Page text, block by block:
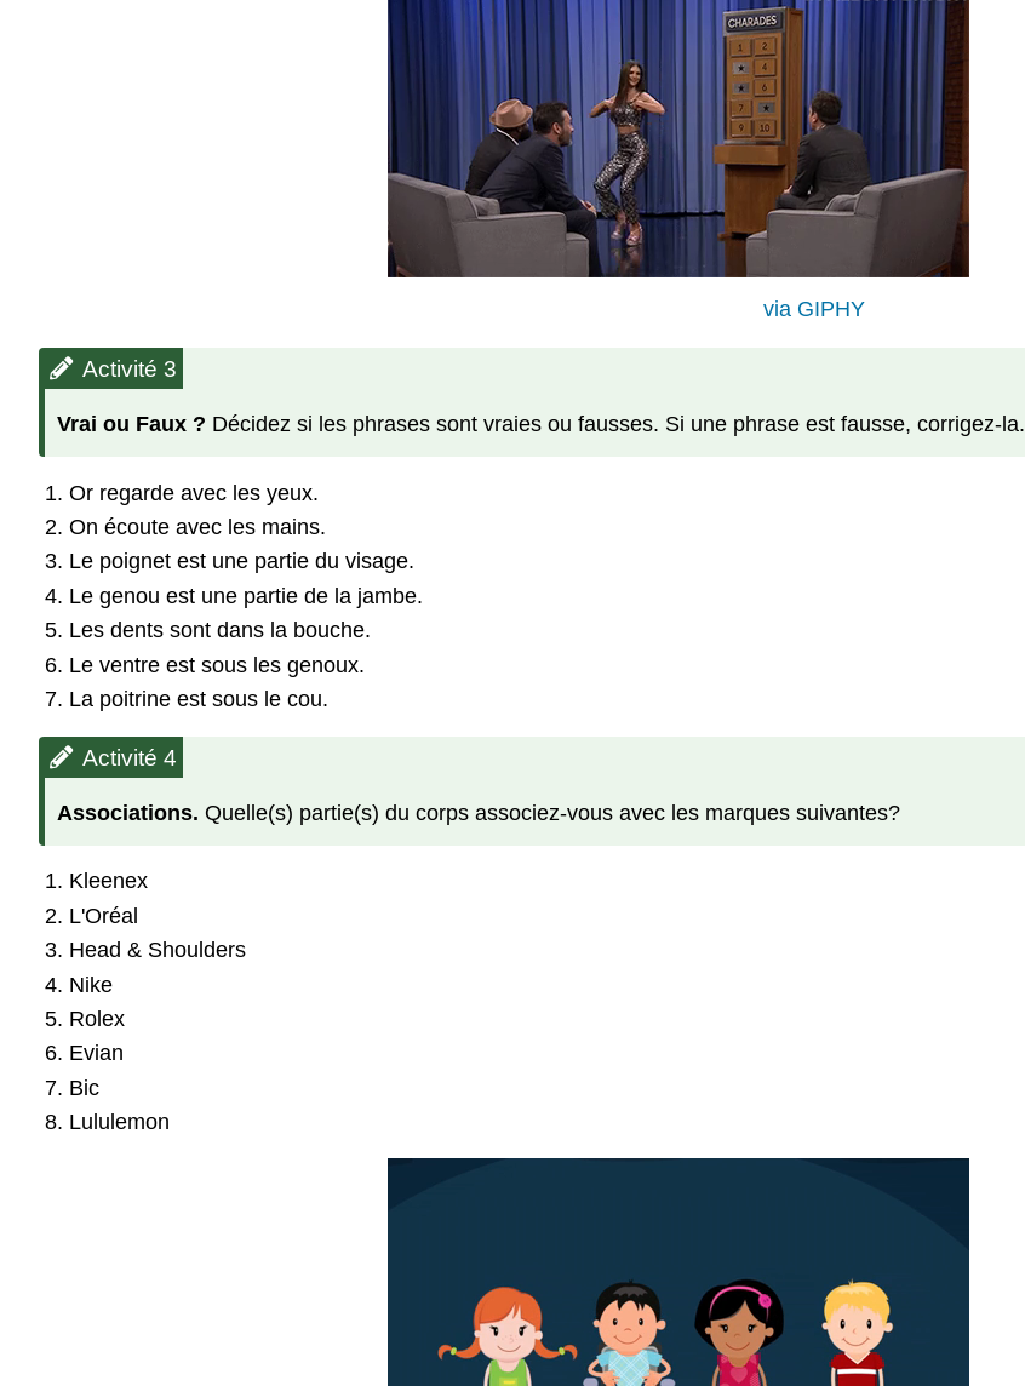
via GIPHY
Activité 3
Vrai ou Faux ? Décidez si les phrases sont vraies ou fausses. Si une phrase est fausse, corrigez-la.
Or regarde avec les yeux.
On écoute avec les mains.
Le poignet est une partie du visage.
Le genou est une partie de la jambe.
Les dents sont dans la bouche.
Le ventre est sous les genoux.
La poitrine est sous le cou.
Activité 4
Associations. Quelle(s) partie(s) du corps associez-vous avec les marques suivantes?
Kleenex
L'Oréal
Head & Shoulders
Nike
Rolex
Evian
Bic
Lululemon